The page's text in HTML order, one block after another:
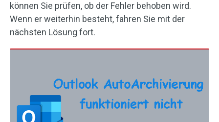
können Sie prüfen, ob der Fehler behoben wird.
Wenn er weiterhin besteht, fahren Sie mit der
nächsten Lösung fort.